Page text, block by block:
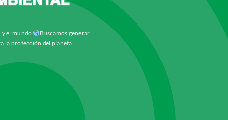
y el mundo
Buscamos generar
la protección del planeta.